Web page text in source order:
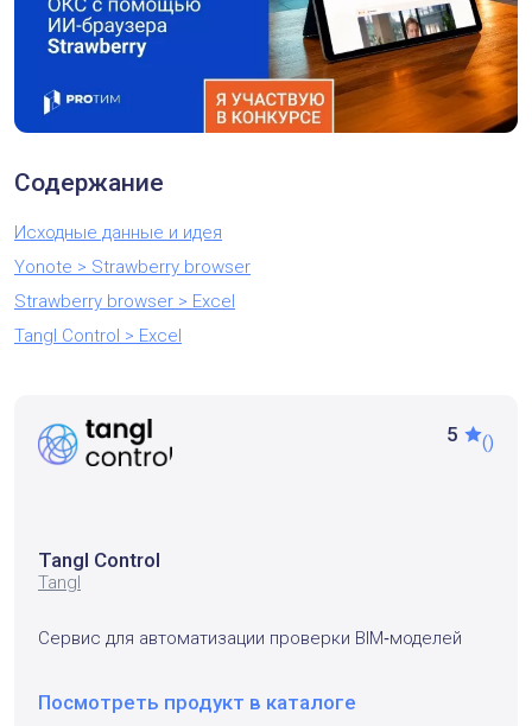
Содержание
Исходные данные и идея
Yonote > Strawberry browser
Strawberry browser > Excel
Tangl Control > Excel
5 ()
Tangl Control
Tangl
Сервис для автоматизации проверки BIM‑моделей
Посмотреть продукт в каталоге